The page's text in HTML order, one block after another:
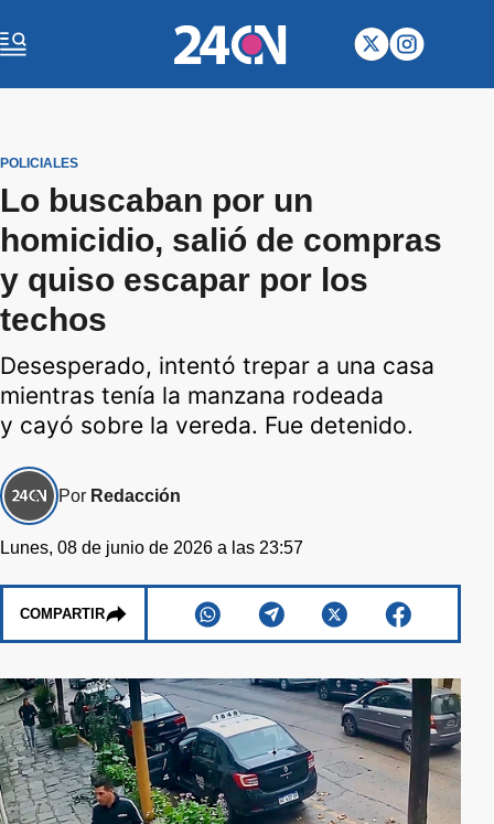
POLICIALES
Lo buscaban por un
homicidio, salió de compras
y quiso escapar por los
techos
Desesperado, intentó trepar a una casa
mientras tenía la manzana rodeada
y cayó sobre la vereda. Fue detenido.
Por Redacción
Lunes, 08 de junio de 2026 a las 23:57
COMPARTIR